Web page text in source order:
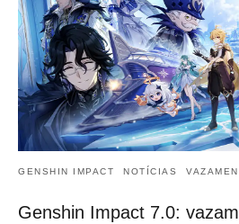
GENSHIN IMPACT NOTÍCIAS
Genshin Impact 7.0: